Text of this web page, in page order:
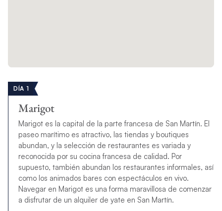
DÍA 1
Marigot
Marigot es la capital de la parte francesa de San Martín. El
paseo marítimo es atractivo, las tiendas y boutiques
abundan, y la selección de restaurantes es variada y
reconocida por su cocina francesa de calidad. Por
supuesto, también abundan los restaurantes informales, así
como los animados bares con espectáculos en vivo.
Navegar en Marigot es una forma maravillosa de comenzar
a disfrutar de un alquiler de yate en San Martín.